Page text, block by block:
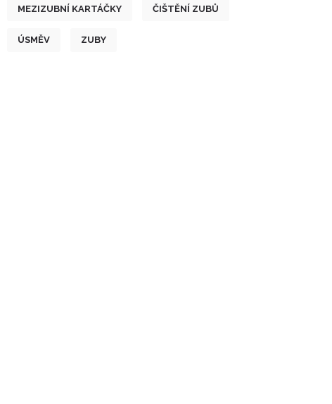
MEZIZUBNÍ KARTÁČKY ČIŠTĚNÍ ZUBŮ
ÚSMĚV ZUBY